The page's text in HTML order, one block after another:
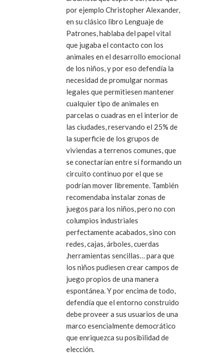
por ejemplo Christopher Alexander,
en su clásico libro Lenguaje de
Patrones, hablaba del papel vital
que jugaba el contacto con los
animales en el desarrollo emocional
de los niños, y por eso defendía la
necesidad de promulgar normas
legales que permitiesen mantener
cualquier tipo de animales en
parcelas o cuadras en el interior de
las ciudades, reservando el 25% de
la superficie de los grupos de
viviendas a terrenos comunes, que
se conectarían entre sí formando un
circuito continuo por el que se
podrían mover libremente. También
recomendaba instalar zonas de
juegos para los niños, pero no con
columpios industriales
perfectamente acabados, sino con
redes, cajas, árboles, cuerdas
,herramientas sencillas… para que
los niños pudiesen crear campos de
juego propios de una manera
espontánea. Y por encima de todo,
defendía que el entorno construido
debe proveer a sus usuarios de una
marco esencialmente democrático
que enriquezca su posibilidad de
elección.